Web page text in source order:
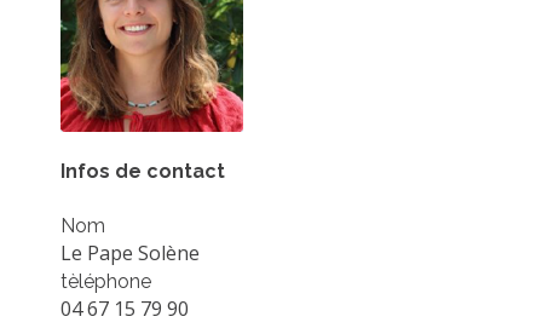
PLATEFORMES EXPÉRIMENTALES
IMPLANTATIONS GÉOGRAPHIQUES
PROJETS EN COURS
SÉMINAIRES RÉGULIERS
FORMATION
MASTER
Infos de contact
Nom
Le Pape Solène
tèléphone
04 67 15 79 90